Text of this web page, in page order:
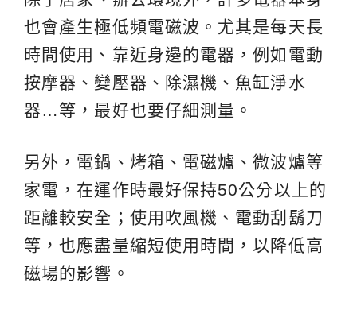
也會產生極低頻電磁波。尤其是每天長
時間使用、靠近身邊的電器，例如電動
按摩器、變壓器、除濕機、魚缸淨水
器…等，最好也要仔細測量。
另外，電鍋、烤箱、電磁爐、微波爐等
家電，在運作時最好保持50公分以上的
距離較安全；使用吹風機、電動刮鬍刀
等，也應盡量縮短使用時間，以降低高
磁場的影響。